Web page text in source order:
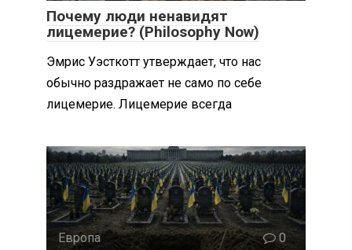
Почему люди ненавидят
лицемерие? (Philosophy Now)
Эмрис Уэсткотт утверждает, что нас
обычно раздражает не само по себе
лицемерие. Лицемерие всегда
Европа 0